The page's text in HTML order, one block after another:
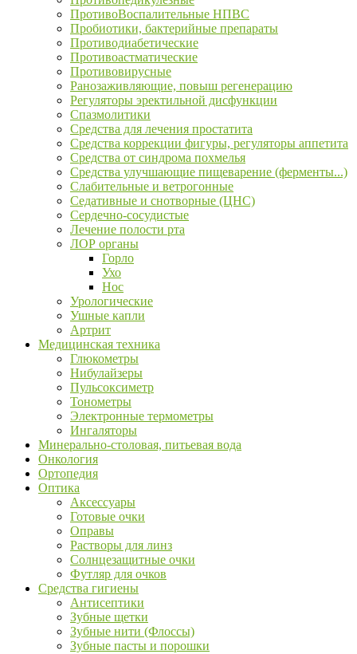
ПротивоВоспалительные НПВС
Пробиотики, бактерийные препараты
Противодиабетические
Противоастматические
Противовирусные
Ранозаживляющие, повыш регенерацию
Регуляторы эректильной дисфункции
Спазмолитики
Средства для лечения простатита
Средства коррекции фигуры, регуляторы аппетита
Средства от синдрома похмелья
Средства улучшающие пищеварение (ферменты...)
Слабительные и ветрогонные
Седативные и снотворные (ЦНС)
Сердечно-сосудистые
Лечение полости рта
ЛОР органы
Горло
Ухо
Нос
Урологические
Ушные капли
Артрит
Медицинская техника
Глюкометры
Нибулайзеры
Пульсоксиметр
Тонометры
Электронные термометры
Ингаляторы
Минерально-столовая, питьевая вода
Онкология
Ортопедия
Оптика
Аксессуары
Готовые очки
Оправы
Растворы для линз
Солнцезащитные очки
Футляр для очков
Средства гигиены
Антисептики
Зубные щетки
Зубные нити (Флоссы)
Зубные пасты и порошки